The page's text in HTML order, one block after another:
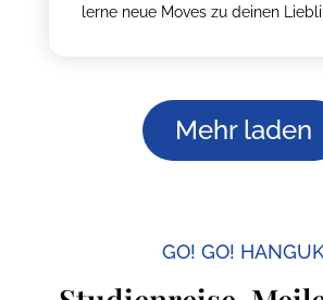
lerne neue Moves zu deinen
Mehr laden
GO! GO!